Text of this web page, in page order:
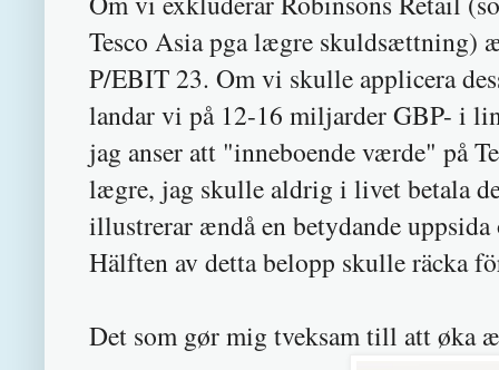
Tesco Asia pga lægre skuldsættning)
P/EBIT 23. Om vi skulle applicera
landar vi på 12-16 miljarder GBP- i
jag anser att "inneboende værde" på
lægre, jag skulle aldrig i livet betala
illustrerar ændå en betydande
Hälften av detta belopp skulle räcka
Det som gør mig tveksam till att øka